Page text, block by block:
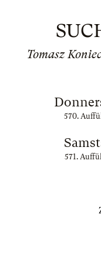
Tomasz
570.
571.